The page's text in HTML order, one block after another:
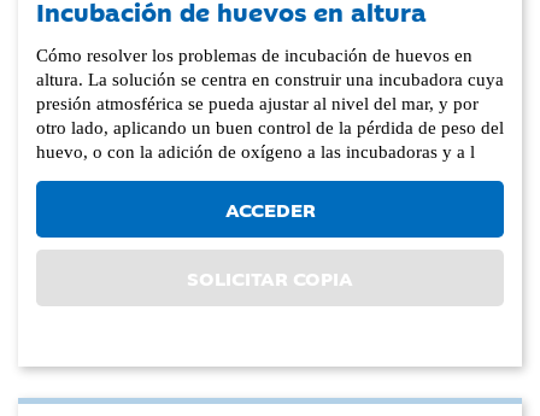
Incubación de huevos en altura
Cómo resolver los problemas de incubación de huevos en
altura. La solución se centra en construir una incubadora cuya
presión atmosférica se pueda ajustar al nivel del mar, y por
otro lado, aplicando un buen control de la pérdida de peso del
huevo, o con la adición de oxígeno a las incubadoras y a l
ACCEDER
SOLICITAR COPIA